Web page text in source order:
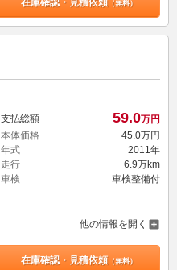
（無料）
支払総額 59.0万円
本体価格
45. 0万円
年式
2011年
走行
6.9万km
車検
車検整備付
他の情報を開く
在庫確認・見積依頼（無料）